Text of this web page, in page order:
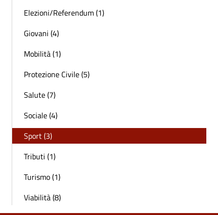
Elezioni/Referendum (1)
Giovani (4)
Mobilità (1)
Protezione Civile (5)
Salute (7)
Sociale (4)
Sport (3)
Tributi (1)
Turismo (1)
Viabilità (8)